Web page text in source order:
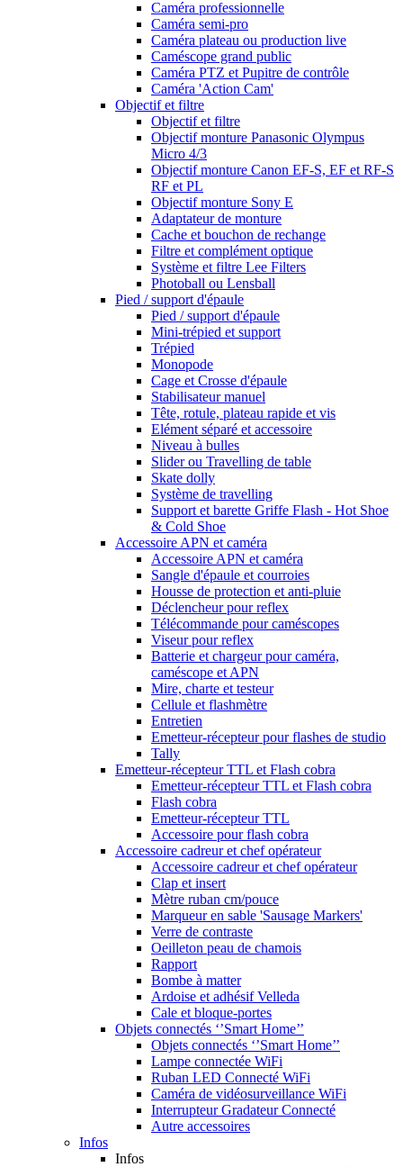
Caméra professionnelle
Caméra semi-pro
Caméra plateau ou production live
Caméscope grand public
Caméra PTZ et Pupitre de contrôle
Caméra 'Action Cam'
Objectif et filtre
Objectif et filtre
Objectif monture Panasonic Olympus
Micro 4/3
Objectif monture Canon EF-S, EF et RF-S
RF et PL
Objectif monture Sony E
Adaptateur de monture
Cache et bouchon de rechange
Filtre et complément optique
Système et filtre Lee Filters
Photoball ou Lensball
Pied / support d'épaule
Pied / support d'épaule
Mini-trépied et support
Trépied
Monopode
Cage et Crosse d'épaule
Stabilisateur manuel
Tête, rotule, plateau rapide et vis
Elément séparé et accessoire
Niveau à bulles
Slider ou Travelling de table
Skate dolly
Système de travelling
Support et barette Griffe Flash - Hot Shoe
& Cold Shoe
Accessoire APN et caméra
Accessoire APN et caméra
Sangle d'épaule et courroies
Housse de protection et anti-pluie
Déclencheur pour reflex
Télécommande pour caméscopes
Viseur pour reflex
Batterie et chargeur pour caméra,
caméscope et APN
Mire, charte et testeur
Cellule et flashmètre
Entretien
Emetteur-récepteur pour flashes de studio
Tally
Emetteur-récepteur TTL et Flash cobra
Emetteur-récepteur TTL et Flash cobra
Flash cobra
Emetteur-récepteur TTL
Accessoire pour flash cobra
Accessoire cadreur et chef opérateur
Accessoire cadreur et chef opérateur
Clap et insert
Mètre ruban cm/pouce
Marqueur en sable 'Sausage Markers'
Verre de contraste
Oeilleton peau de chamois
Rapport
Bombe à matter
Ardoise et adhésif Velleda
Cale et bloque-portes
Objets connectés ‘’Smart Home’’
Objets connectés ‘’Smart Home’’
Lampe connectée WiFi
Ruban LED Connecté WiFi
Caméra de vidéosurveillance WiFi
Interrupteur Gradateur Connecté
Autre accessoires
Infos
Infos